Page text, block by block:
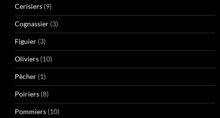
Cerisiers (9)
Cognassier (3)
Figuier (3)
Oliviers (10)
Pêcher (1)
Poiriers (8)
Pommiers (10)